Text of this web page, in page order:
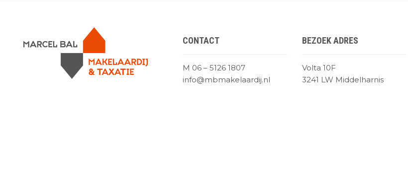
CONTACT
M 06 – 5126 1807
info@mbmakelaardij.nl
BEZOEK ADRES
Volta 10F
3241 LW Middelharnis